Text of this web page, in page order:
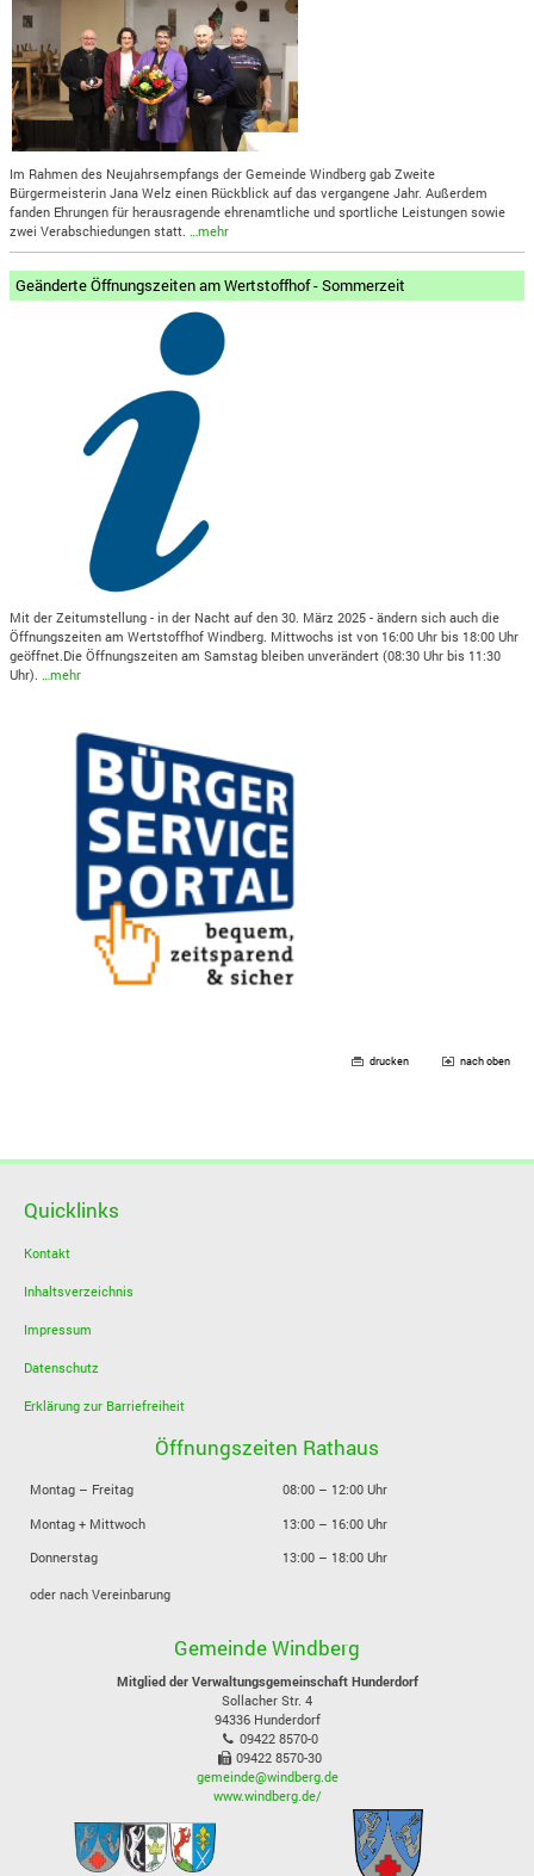
Im Rahmen des Neujahrsempfangs der Gemeinde Windberg gab Zweite
Bürgermeisterin Jana Welz einen Rückblick auf das vergangene Jahr. Außerdem
fanden Ehrungen für herausragende ehrenamtliche und sportliche Leistungen sowie
zwei Verabschiedungen statt.…mehr
Geänderte Öffnungszeiten am Wertstoffhof - Sommerzeit
Mit der Zeitumstellung - in der Nacht auf den 30. März 2025 - ändern sich auch die
Öffnungszeiten am Wertstoffhof Windberg. Mittwochs ist von 16:00 Uhr bis 18:00 Uhr
geöffnet.Die Öffnungszeiten am Samstag bleiben unverändert (08:30 Uhr bis 11:30
Uhr).…mehr
drucken nach oben
Quicklinks
Kontakt
Inhaltsverzeichnis
Impressum
Datenschutz
Erklärung zur Barriefreiheit
Öffnungszeiten Rathaus
Montag – Freitag
08:00 – 12:00 Uhr
Montag + Mittwoch
13:00 – 16:00 Uhr
Donnerstag
13:00 – 18:00 Uhr
oder nach Vereinbarung
Gemeinde Windberg
Mitglied der Verwaltungsgemeinschaft Hunderdorf
Sollacher Str. 4
94336 Hunderdorf
09422 8570-0
09422 8570-30
gemeinde@windberg.de
www.windberg.de/